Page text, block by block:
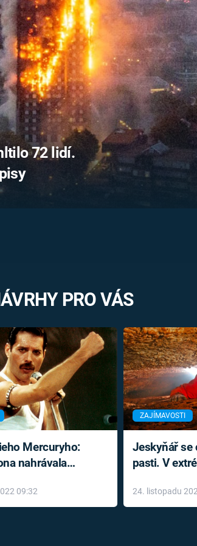
A
PŘÍBĚHY
DĚJIN
FILMY
REALITA
HORORY
REALITA
OPTICKÉ
KLAMY
72 lidí.
PRO VÁS
Mercuryho:
nahrávala
09:32
ZAJÍMAVOSTI
Jeskyňář se
pasti. V
24. listopadu